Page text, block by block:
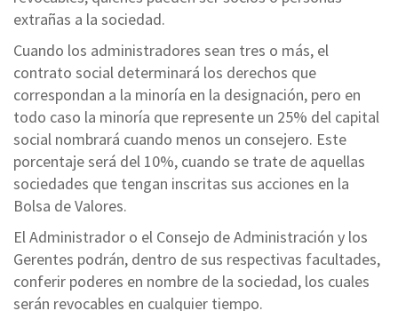
extrañas a la sociedad.
Cuando los administradores sean tres o más, el
contrato social determinará los derechos que
correspondan a la minoría en la designación, pero en
todo caso la minoría que represente un 25% del capital
social nombrará cuando menos un consejero. Este
porcentaje será del 10%, cuando se trate de aquellas
sociedades que tengan inscritas sus acciones en la
Bolsa de Valores.
El Administrador o el Consejo de Administración y los
Gerentes podrán, dentro de sus respectivas facultades,
conferir poderes en nombre de la sociedad, los cuales
serán revocables en cualquier tiempo.